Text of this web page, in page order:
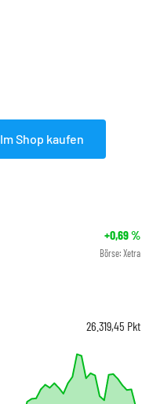
Im Shop kaufen
+0,69%
Börse: Xetra
26.319,45 Pkt